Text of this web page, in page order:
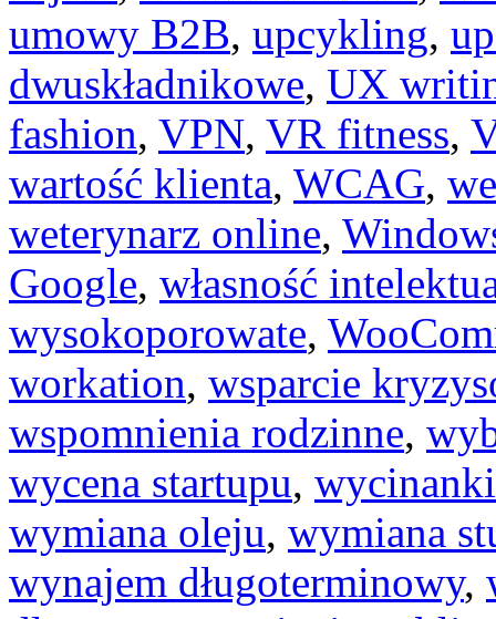
umowy B2B, upcykling,
dwuskładnikowe, UX
fashion, VPN, VR fitness,
wartość klienta, WCAG,
weterynarz online,
Google, własność
wysokoporowate,
workation, wsparcie
wspomnienia rodzinne,
wycena startupu,
wymiana oleju, wymiana
wynajem długoterminowy,